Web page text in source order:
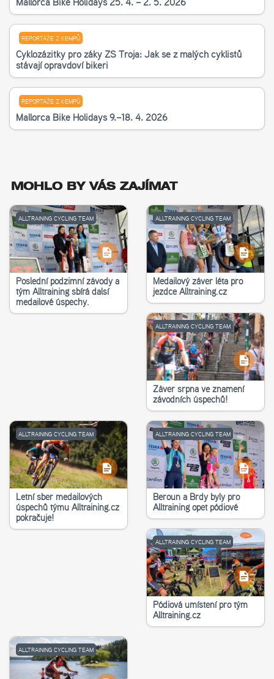
REPORTÁŽE Z KEMPŮ
Cyklozážitky pro žáky ZŠ Troja: Jak se z malých cyklistů
stávají opravdoví bikeři
REPORTÁŽE Z KEMPŮ
Mallorca Bike Holidays 9.–18. 4. 2026
MOHLO BY VÁS ZAJÍMAT
ALLTRAINING CYCLING TEAM
Poslední podzimní závody a
tým Alltraining sbírá další
medailové úspěchy.
ALLTRAINING CYCLING TEAM
Medailový závěr léta pro
jezdce Alltraining.cz
ALLTRAINING CYCLING TEAM
Závěr srpna ve znamení
závodních úspěchů!
ALLTRAINING CYCLING TEAM
Letní sběr medailových
úspěchů týmu Alltraining.cz
pokračuje!
ALLTRAINING CYCLING TEAM
Beroun a Brdy byly pro
Alltraining opět pódiové
ALLTRAINING CYCLING TEAM
Pódiová umístění pro tým
Alltraining.cz
ALLTRAINING CYCLING TEAM